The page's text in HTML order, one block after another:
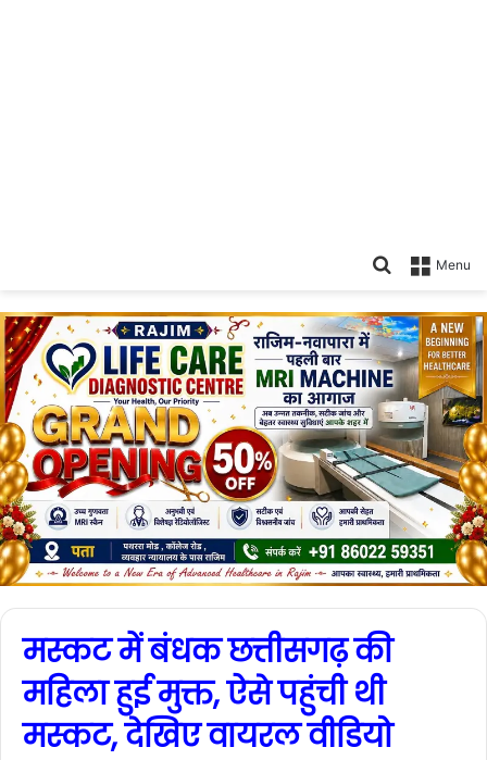
Menu
Search
मस्कट में बंधक छत्तीसगढ़ की
महिला हुई मुक्त, ऐसे पहुंची थी
मस्कट, देखिए वायरल वीडियो